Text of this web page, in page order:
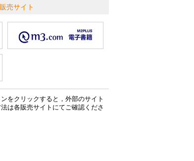
売サイト
をクリックすると，外部のサイト
は各販売サイトにてご確認くださ